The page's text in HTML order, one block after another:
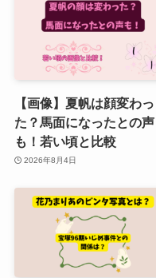
【画像】夏帆は顔変わっ
た？馬面になったとの声
も！若い頃と比較
2026年8月4日